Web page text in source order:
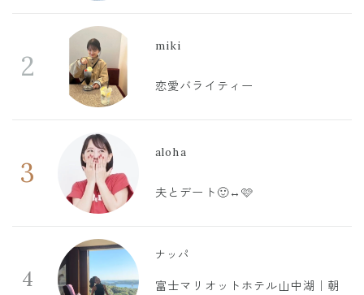
2
miki
恋愛バライティー
3
aloha
夫とデート🙂‍↔️🩷
4
ナッパ
富士マリオットホテル山中湖｜朝